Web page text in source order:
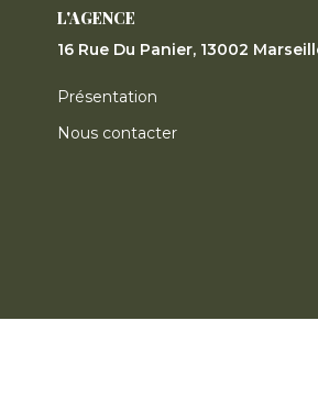
L'AGENCE
16 Rue Du Panier, 13002
Présentation
Nous contacter